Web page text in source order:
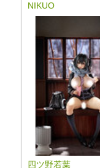
NIKUO
四ツ野若葉